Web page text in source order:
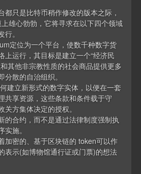
都只是比特币稍作修改的版本之际，
雄心勃勃，它将寻求在以下四个领域
。
定位为一个平台，使数千种数字货
上运行，其目标是建立一个“经济民
其他非宗教性质的社会商品提供更多
散的自治组织。
建立新形式的数字实体，以便在一套
共享资源，这些条款和条件载于守
关方集体决定的授权。
的合约，而不是通过法律制度强制执
施。
加密的、基于区块链的 token可以作
表示(如博物馆通行证或门票)的想法